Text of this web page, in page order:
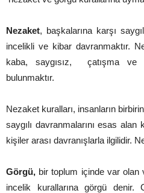
Nezaket, başkalarına karşı
incelikli ve kibar davranmaktır.
kaba, saygısız, çatışma ve
bulunmaktır.
Nezaket kuralları, insanların
saygılı davranmalarını esas
kişiler arası davranışlarla ilgilidir.
Görgü, bir toplum içinde var olan
incelik kurallarına görgü denir.